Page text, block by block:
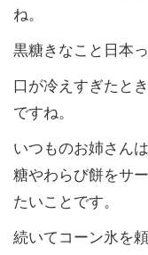
ね。
黒糖きなこと日本
口が冷えすぎたと
ですね。
いつものお姉さん
糖やわらび餅をサ
たいことです。
続いてコーン氷を